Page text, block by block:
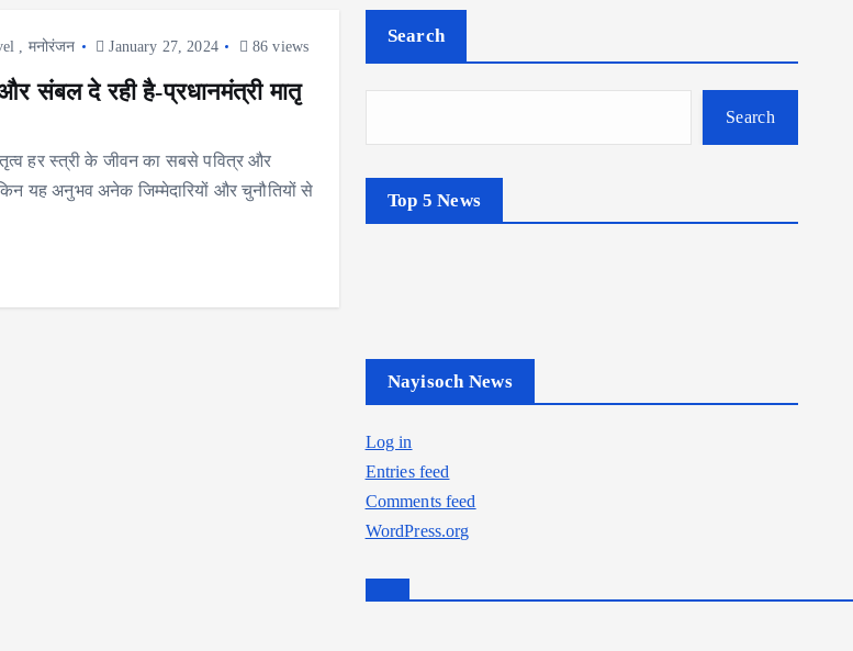
, मनोरंजन January 27, 2024 86 views
संबल दे रही है-प्रधानमंत्री मातृ
हर स्त्री के जीवन का सबसे पवित्र और
यह अनुभव अनेक जिम्मेदारियों और चुनौतियों से
Search
Search
Top 5 News
Nayisoch News
Log in
Entries feed
Comments feed
WordPress.org